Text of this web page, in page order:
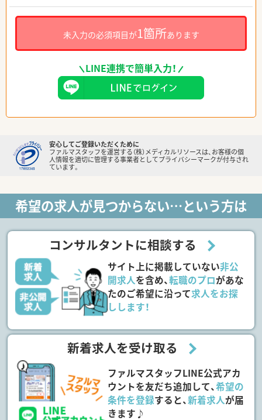
未入力の必須項目が1箇所あります
LINE連携で簡単入力！
安心してご登録いただくために
ファルマスタッフを運営する（株）メディカルリソースは、お客様の個
人情報を適切に管理する事業者としてプライバシーマークが付与され
ています。
希望の求人が見つからない…という方は
コンサルタントに相談する
サイト上に掲載していない非公
開求人を含め、転職のプロがあな
たのご希望に沿って求人をお探
しします！
新着求人を受け取る
ファルマスタッフLINE公式アカ
ウントを友だち追加して、希望の
条件を登録すると、新着求人が届
きます♪